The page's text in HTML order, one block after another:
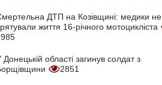
ДТП на Козівщині: медики не
життя 16-річного мотоцикліста
Донецькій області загинув солдат з
2851